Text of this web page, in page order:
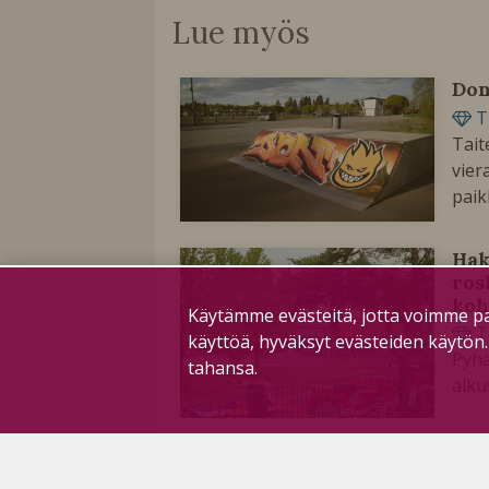
Lue myös
Käytämme evästeitä, jotta voimme
käyttöä, hyväksyt evästeiden
tahansa.